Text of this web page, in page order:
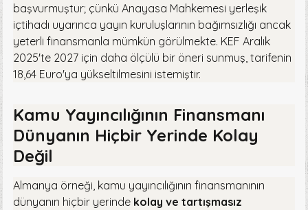
başvurmuştur; çünkü Anayasa Mahkemesi yerleşik
içtihadı uyarınca yayın kuruluşlarının bağımsızlığı ancak
yeterli finansmanla mümkün görülmekte. KEF Aralık
2025'te 2027 için daha ölçülü bir öneri sunmuş, tarifenin
18,64 Euro'ya yükseltilmesini istemiştir.
Kamu Yayıncılığının Finansmanı
Dünyanın Hiçbir Yerinde Kolay
Değil
Almanya örneği, kamu yayıncılığının finansmanının
dünyanın hiçbir yerinde kolay ve tartışmasız